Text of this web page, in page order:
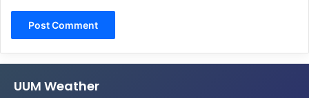
UUM Weather